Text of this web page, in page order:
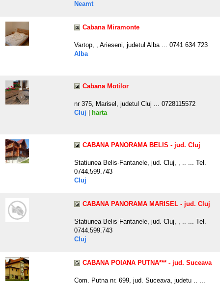
Neamt
Cabana Miramonte
Vartop, , Arieseni, judetul Alba ... 0741 634 723
Alba
Cabana Motilor
nr 375, Marisel, judetul Cluj ... 0728115572
Cluj
harta
CABANA PANORAMA BELIS - jud. Cluj
Statiunea Belis-Fantanele, jud. Cluj, , .. ... Tel.
0744.599.743
Cluj
CABANA PANORAMA MARISEL - jud. Cluj
Statiunea Belis-Fantanele, jud. Cluj, , .. ... Tel.
0744.599.743
Cluj
CABANA POIANA PUTNA*** - jud. Suceava
Com. Putna nr. 699, jud. Suceava, judetu .. ...